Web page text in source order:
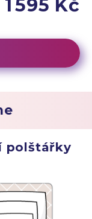
1 595 Kč
polštářky